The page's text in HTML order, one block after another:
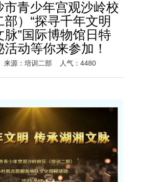
市青少年宫观沙岭校
部）“探寻千年文明
脉”国际博物馆日特
动等你来参加！
来源：培训二部 人气：4480